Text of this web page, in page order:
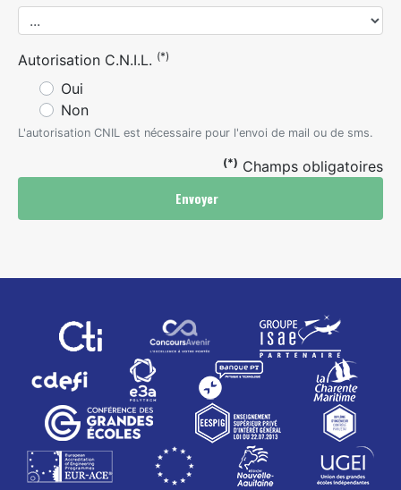
Autorisation C.N.I.L. (*)
Oui
Non
L'autorisation CNIL est nécessaire pour l'envoi de mail ou de sms.
(*) Champs obligatoires
Envoyer